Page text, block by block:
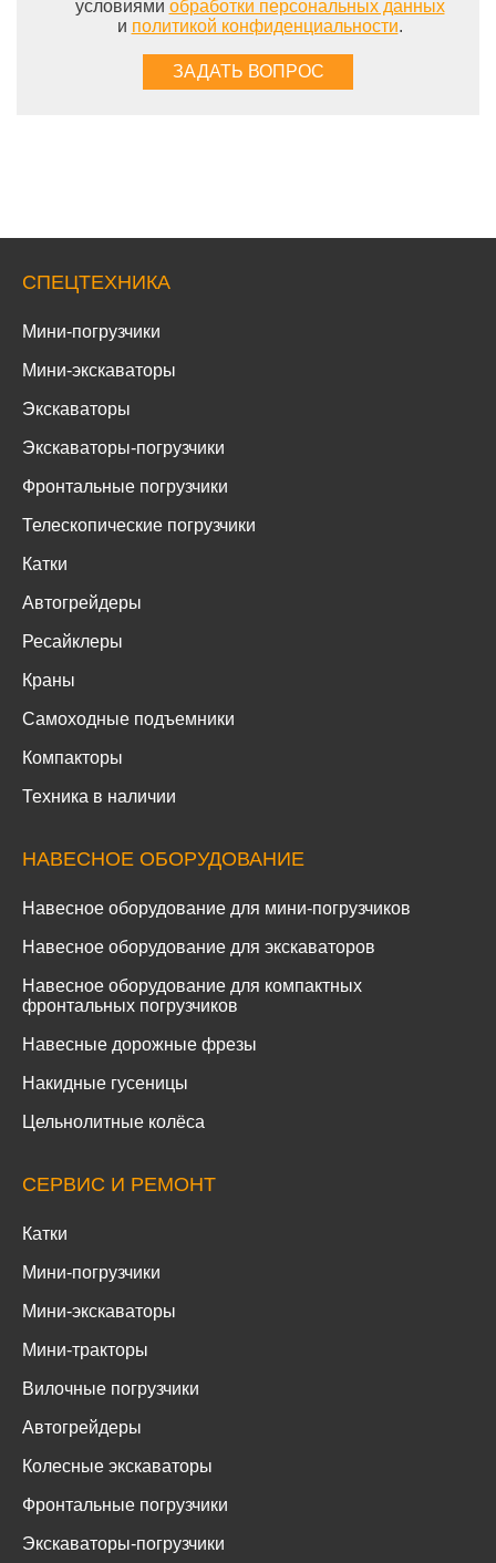
условиями обработки персональных данных
и политикой конфиденциальности.
СПЕЦТЕХНИКА
Мини-погрузчики
Мини-экскаваторы
Экскаваторы
Экскаваторы-погрузчики
Фронтальные погрузчики
Телескопические погрузчики
Катки
Автогрейдеры
Ресайклеры
Краны
Самоходные подъемники
Компакторы
Техника в наличии
НАВЕСНОЕ ОБОРУДОВАНИЕ
Навесное оборудование для мини-погрузчиков
Навесное оборудование для экскаваторов
Навесное оборудование для компактных
фронтальных погрузчиков
Навесные дорожные фрезы
Накидные гусеницы
Цельнолитные колёса
СЕРВИС И РЕМОНТ
Катки
Мини-погрузчики
Мини-экскаваторы
Мини-тракторы
Вилочные погрузчики
Автогрейдеры
Колесные экскаваторы
Фронтальные погрузчики
Экскаваторы-погрузчики